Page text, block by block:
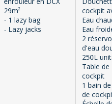
29m²
- 1 lazy bag
- Lazy jacks
cockpit
Eau
Eau
2
d'eau
250L
Table de
cockpit
1 bain
de